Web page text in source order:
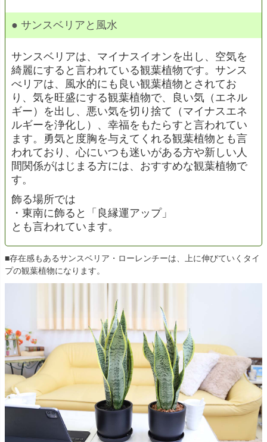
● サンスベリアと風水
サンスベリアは、マイナスイオンを出し、空気を
綺麗にすると言われている観葉植物です。サンス
べリアは、風水的にも良い観葉植物とされてお
り、気を旺盛にする観葉植物で、良い気（エネル
ギー）を出し、悪い気を切り捨て（マイナスエネ
ルギーを浄化し）、幸福をもたらすと言われてい
ます。勇気と度胸を与えてくれる観葉植物とも言
われており、心にいつも迷いがある方や新しい人
間関係がはじまる方には、おすすめな観葉植物で
す。
飾る場所では
・東南に飾ると「良縁運アップ」
とも言われています。
■存在感もあるサンスベリア・ローレンチーは、上に伸びていくタイ
プの観葉植物になります。